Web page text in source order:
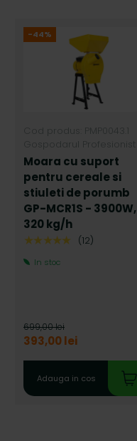
-44%
Cod produs: PMP0043.1
Gospodarul Profesionist
Moara cu suport
pentru cereale si
stiuleti de porumb
GP-MCR1S - 3900W,
320 kg/h
★★★★★ (12)
In stoc
393,00 lei
699,00 lei
Adauga in cos